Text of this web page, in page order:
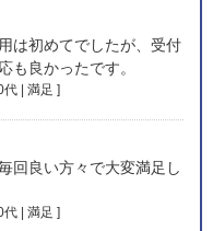
は初めてでしたが、受付
も良かったです。
| 満足 ]
回良い方々で大変満足し
| 満足 ]